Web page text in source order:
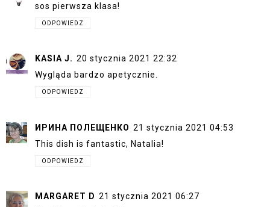
sos pierwsza klasa!
ODPOWIEDZ
KASIA J. 20 stycznia 2021 22:32
Wygląda bardzo apetycznie.
ODPOWIEDZ
ИРИНА ПОЛЕЩЕНКО 21 stycznia 2021 04:53
This dish is fantastic, Natalia!
ODPOWIEDZ
MARGARET D 21 stycznia 2021 06:27